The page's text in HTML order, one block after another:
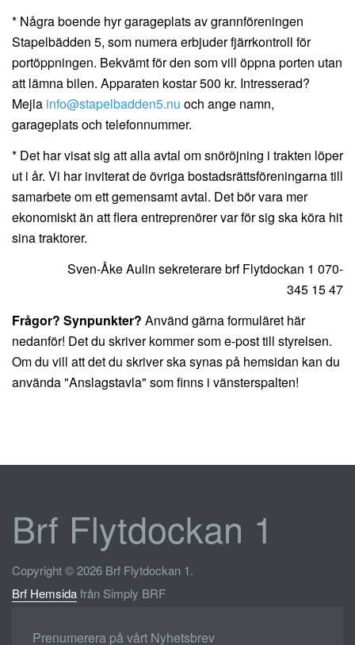
* Några boende hyr garageplats av grannföreningen
Stapelbädden 5, som numera erbjuder fjärrkontroll för
portöppningen. Bekvämt för den som vill öppna porten utan
att lämna bilen. Apparaten kostar 500 kr. Intresserad?
Mejla
och ange namn,
garageplats och telefonnummer.
* Det har visat sig att alla avtal om snöröjning i trakten löper
ut i år. Vi har inviterat de övriga bostadsrättsföreningarna till
samarbete om ett gemensamt avtal. Det bör vara mer
ekonomiskt än att flera entreprenörer var för sig ska köra hit
sina traktorer.
Sven-Åke Aulin sekreterare brf Flytdockan 1 070-
345 15 47
Frågor? Synpunkter? Använd gärna formuläret här
nedanför! Det du skriver kommer som e-post till styrelsen.
Om du vill att det du skriver ska synas på hemsidan kan du
använda "Anslagstavla" som finns i vänsterspalten!
Brf Flytdockan 1
Copyright © 2026 Brf Flytdockan 1.
Brf Hemsidafrån Simply BRF
Prenumerera på vårt Nyhetsbrev